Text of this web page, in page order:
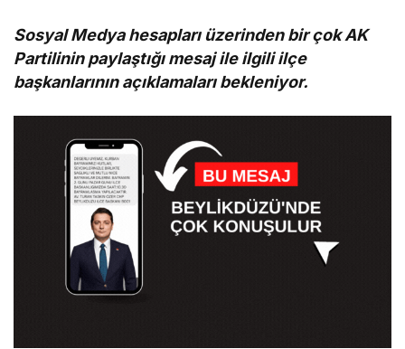
Sosyal Medya hesapları üzerinden bir çok AK
Partilinin paylaştığı mesaj ile ilgili ilçe
başkanlarının açıklamaları bekleniyor.